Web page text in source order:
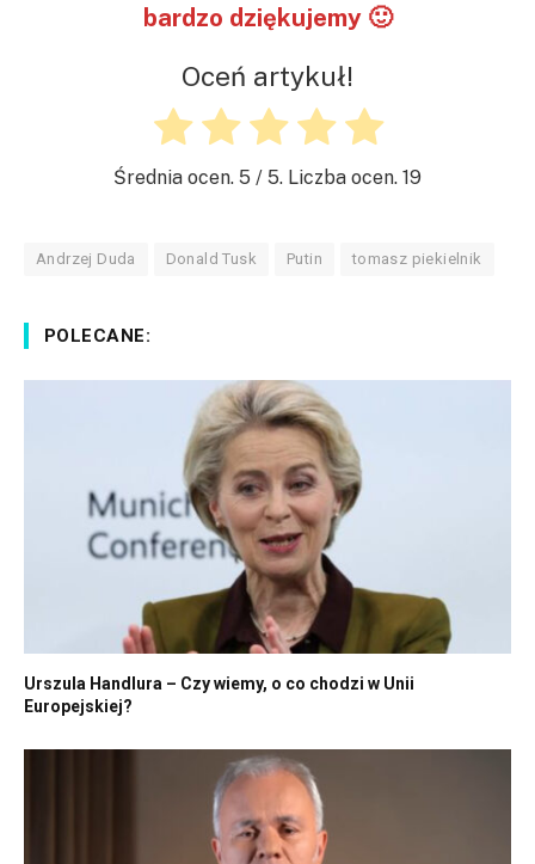
bardzo dziękujemy 🙂
Oceń artykuł!
Średnia ocen. 5 / 5. Liczba ocen. 19
Andrzej Duda Donald Tusk Putin tomasz piekielnik
POLECANE:
Urszula Handlura – Czy wiemy, o co chodzi w Unii
Europejskiej?